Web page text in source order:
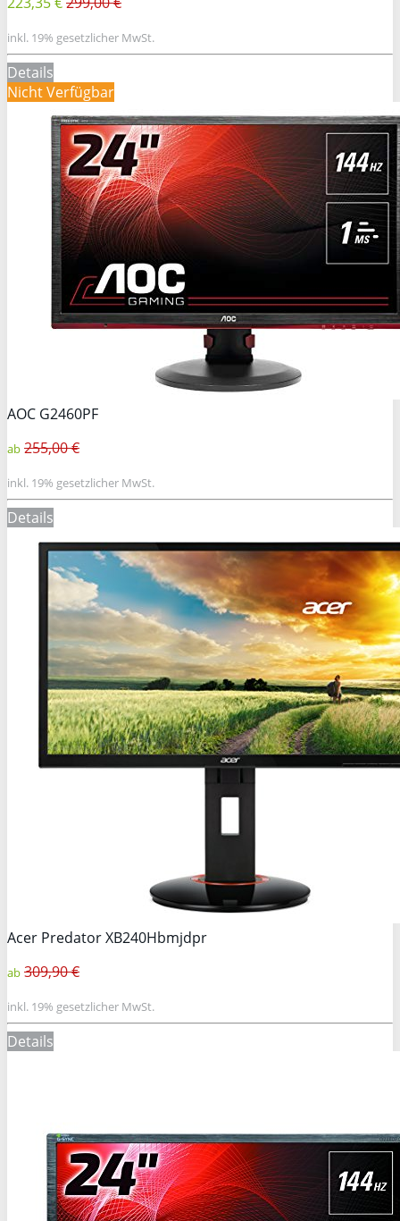
inkl. 19% gesetzlicher MwSt.
Details
Nicht Verfügbar
AOC G2460PF
ab 255,00 €
inkl. 19% gesetzlicher MwSt.
Details
Acer Predator XB240Hbmjdpr
ab 309,90 €
inkl. 19% gesetzlicher MwSt.
Details